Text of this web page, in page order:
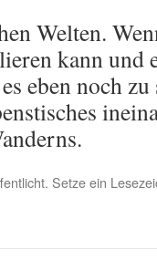
Welten.
kann und
eben noch
Setze ein